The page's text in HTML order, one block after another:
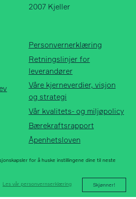
instagram
meld deg på
nyhetsbrev
nyhetsarkiv
for å huske instillingene dine til neste
Les vår personvernserklæring Skjønner!
2007 Kjeller
Personvernerklæring
Retningslinjer for
leverandører
Våre kjerneverdier, visjon
og strategi
Vår kvalitets- og miljøpolicy
Bærekraftsrapport
Åpenhetsloven